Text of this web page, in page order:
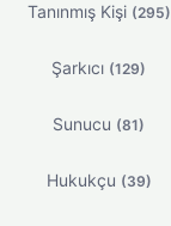
Tanınmış Kişi (295)
Şarkıcı (129)
Sunucu (81)
Hukukçu (39)